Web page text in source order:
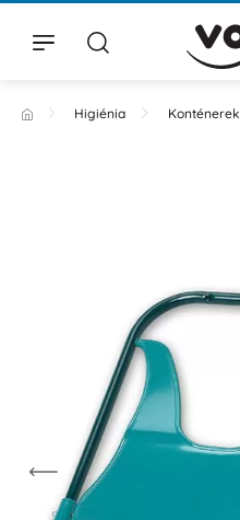
Higiénia Konténerek